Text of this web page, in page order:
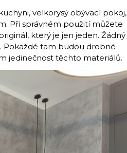
velkorysý obývací pokoj,
Při správném použití můžete
který je jen jeden. Žádný
Pokaždé tam budou drobné
jedinečnost těchto materiálů.